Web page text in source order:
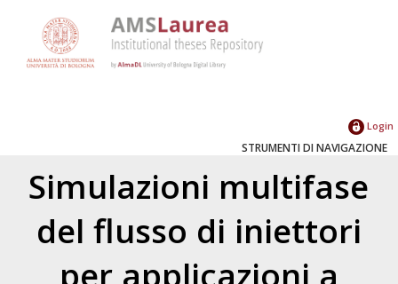
Login
STRUMENTI DI NAVIGAZIONE
Simulazioni multifase
del flusso di iniettori
per applicazioni a